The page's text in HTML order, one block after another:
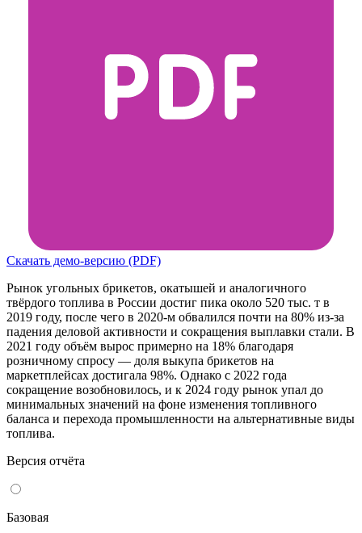
Скачать демо-версию (PDF)
Рынок угольных брикетов, окатышей и аналогичного
твёрдого топлива в России достиг пика около 520 тыс. т в
2019 году, после чего в 2020-м обвалился почти на 80% из-за
падения деловой активности и сокращения выплавки стали. В
2021 году объём вырос примерно на 18% благодаря
розничному спросу — доля выкупа брикетов на
маркетплейсах достигала 98%. Однако с 2022 года
сокращение возобновилось, и к 2024 году рынок упал до
минимальных значений на фоне изменения топливного
баланса и перехода промышленности на альтернативные виды
топлива.
Версия отчёта
Базовая